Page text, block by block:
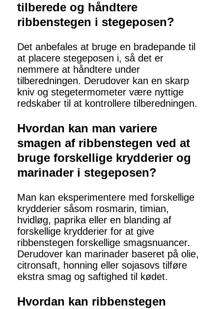
tilberede og håndtere
ribbenstegen i stegeposen?
Det anbefales at bruge en bradepande til
at placere stegeposen i, så det er
nemmere at håndtere under
tilberedningen. Derudover kan en skarp
kniv og stegetermometer være nyttige
redskaber til at kontrollere tilberedningen.
Hvordan kan man variere
smagen af ribbenstegen ved at
bruge forskellige krydderier og
marinader i stegeposen?
Man kan eksperimentere med forskellige
krydderier såsom rosmarin, timian,
hvidløg, paprika eller en blanding af
forskellige krydderier for at give
ribbenstegen forskellige smagsnuancer.
Derudover kan marinader baseret på olie,
citronsaft, honning eller sojasovs tilføre
ekstra smag og saftighed til kødet.
Hvordan kan ribbenstegen